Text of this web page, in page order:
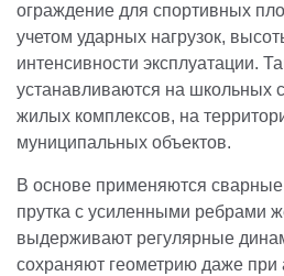
ограждение для спортивных
учетом ударных нагрузок,
интенсивности эксплуатации.
устанавливаются на школьных
жилых комплексов, на
муниципальных объектов.
В основе применяются сварные
прутка с усиленными ребрами
выдерживают регулярные
сохраняют геометрию даже при